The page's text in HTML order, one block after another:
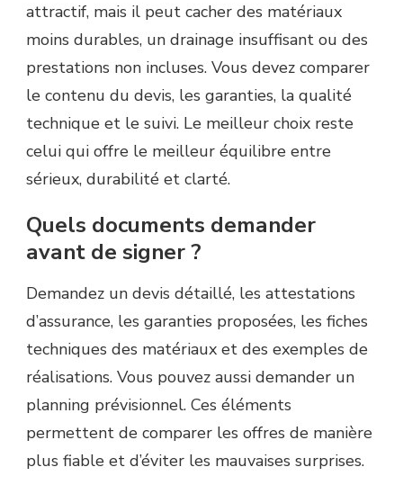
attractif, mais il peut cacher des matériaux
moins durables, un drainage insuffisant ou des
prestations non incluses. Vous devez comparer
le contenu du devis, les garanties, la qualité
technique et le suivi. Le meilleur choix reste
celui qui offre le meilleur équilibre entre
sérieux, durabilité et clarté.
Quels documents demander
avant de signer ?
Demandez un devis détaillé, les attestations
d’assurance, les garanties proposées, les fiches
techniques des matériaux et des exemples de
réalisations. Vous pouvez aussi demander un
planning prévisionnel. Ces éléments
permettent de comparer les offres de manière
plus fiable et d’éviter les mauvaises surprises.